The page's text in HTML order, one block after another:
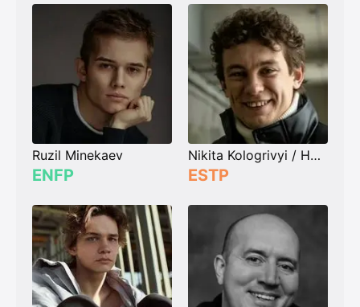
Ruzil Minekaev
ENFP
Nikita Kologrivyi / Никита Кологривый
ESTP